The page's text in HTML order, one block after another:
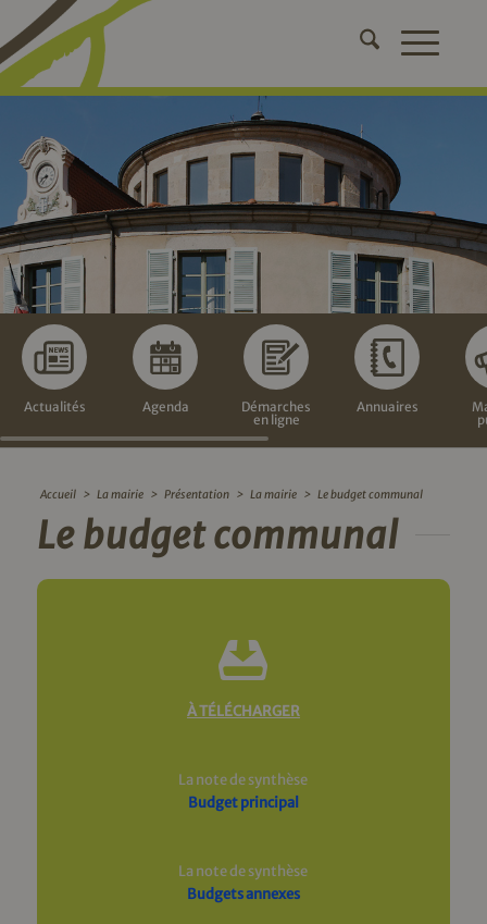
Actualités Agenda
Démarches
en ligne
Annuaires
Accueil > La mairie > Présentation > La mairie > Le budget communal
Le budget communal
À TÉLÉCHARGER
La note de synthèse
Budget principal
La note de synthèse
Budgets annexes